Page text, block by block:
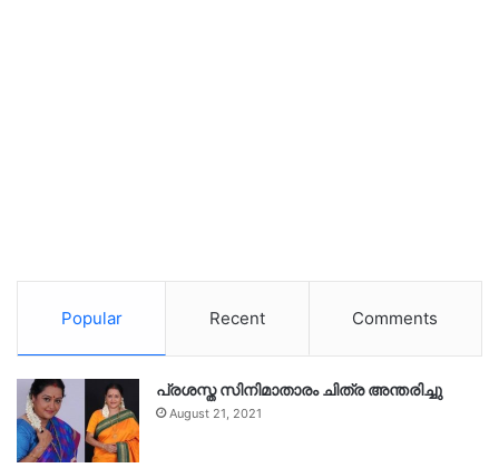
Popular Recent Comments
പ്രശസ്ത സിനിമാതാരം ചിത്ര അന്തരിച്ചു
August 21, 2021